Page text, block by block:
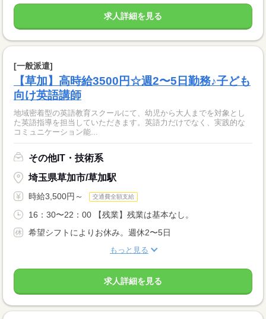
求人詳細を見る
[一般派遣]
【草加】高時給3500円☆週2〜5日勤務♪子ども
向け英語講師
地域密着型の英語教育スクールにて、幼児から大人までを対象とし
た英語指導を担当していただきます。英語力だけでなく、実践的な
コミュニケーション能...
その他IT・技術系
埼玉県草加市/草加駅
時給3,500円～ 交通費全額支給
16：30〜22：00 【残業】残業は基本なし。
希望シフトによりお休み。週休2〜5日
もっと見る
求人詳細を見る